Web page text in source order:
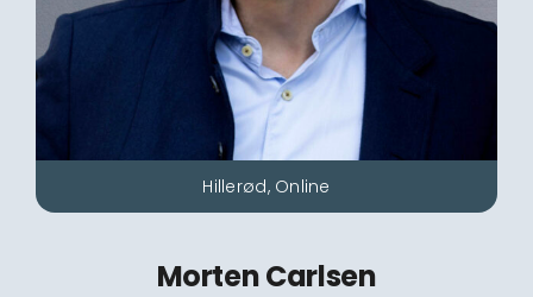
Hillerød, Online
Morten Carlsen